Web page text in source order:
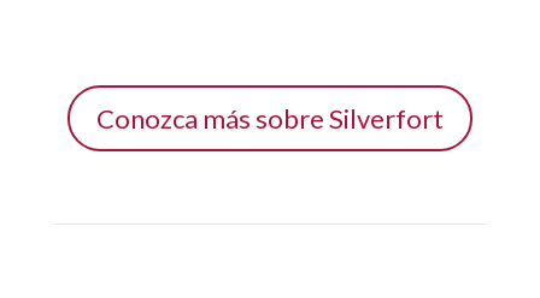
Conozca más sobre Silverfort